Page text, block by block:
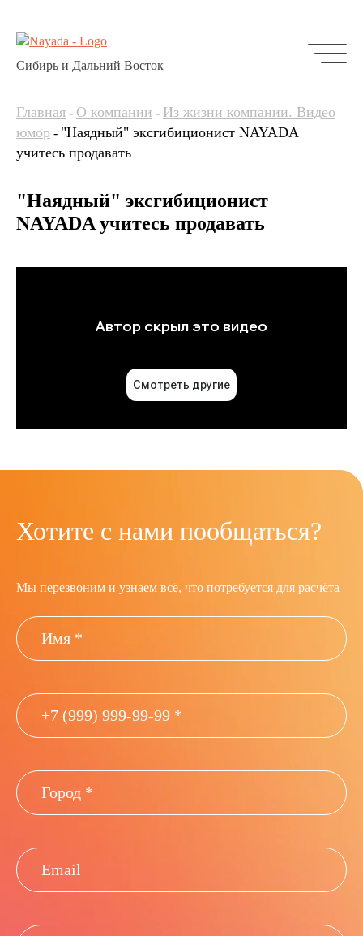
Сибирь и Дальний Восток
Главная - О компании - Из жизни компании. Видео
юмор - "Наядный" эксгибиционист NAYADA
учитесь продавать
"Наядный" эксгибиционист
NAYADA учитесь продавать
Хотите с нами пообщаться?
Мы перезвоним и узнаем всё, что потребуется для расчёта